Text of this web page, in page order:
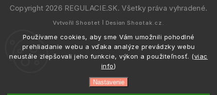
Používame cookies, aby sme Vám umožnili pohodlné
prehliadanie webu a vďaka analýze prevádzky webu
neustále zlepšovali jeho funkcie, výkon a použiteľnosť. (viac
info)
Nastavenie
Copyright 2026 REGULACIE.SK. Všetky práva vyhradené.
Vytvořil Shoptet | Design Shoptak.cz.